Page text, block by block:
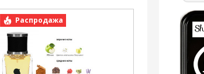
Распродажа Распродажа